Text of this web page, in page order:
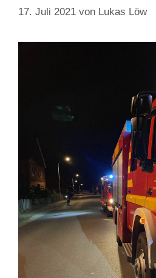
17. Juli 2021 von Lukas Löw